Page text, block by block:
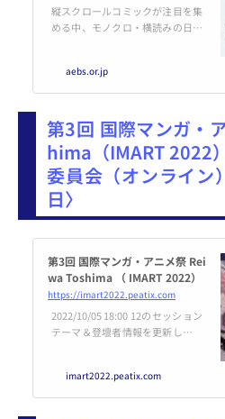
縦スクロールコミックが注目を集
める中、モノクロ・横読みの日本
信やマーケティングにおける取り
組みを通して、海外市場における
と将来の展望を考える。
aebs.or.jp
第3回 国際マンガ・
hima（IMART 2022
委員会（オンライ
日〉
第3回 国際マンガ・アニメ祭 Rei
wa Toshima （ IMART 2022）
https://imart2022.peatix.com
2022/10/05 18:00 12のセッション
テーマ＆登壇者情報を更新しまし
＊：10/21-23... powered by Peati
x : More than a ticket.
imart2022.peatix.com